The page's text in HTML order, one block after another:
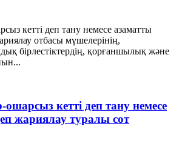
кетті деп тану немесе азаматты
отбасы мүшелерінің,
бірлестіктердің, қорғаншылық және
кетті деп тану немесе
жариялау туралы сот